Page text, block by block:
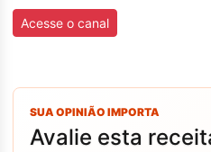
Acesse o canal
SUA OPINIÃO IMPORTA
Avalie esta